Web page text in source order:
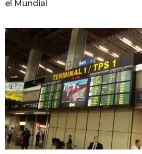
el Mundial